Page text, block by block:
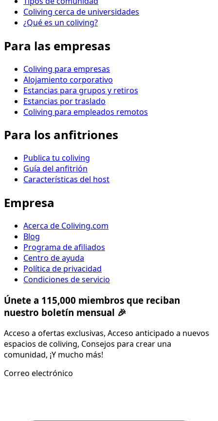
Coliving cerca de universidades
¿Qué es un coliving?
Para las empresas
Coliving para empresas
Alojamiento corporativo
Estancias para grupos y retiros
Estancias por traslado
Coliving para empleados remotos
Para los anfitriones
Publica tu coliving
Guía del anfitrión
Características del host
Empresa
Acerca de Coliving.com
Blog
Programa de afiliados
Centro de ayuda
Política de privacidad
Condiciones de servicio
Únete a 115,000 miembros que reciban
nuestro boletín mensual 🎉
Acceso a ofertas exclusivas, Acceso anticipado a nuevos
espacios de coliving, Consejos para crear una
comunidad, ¡Y mucho más!
Correo electrónico